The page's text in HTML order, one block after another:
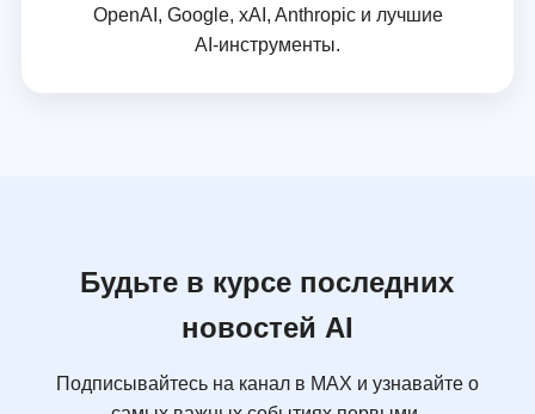
OpenAI, Google, xAI, Anthropic и лучшие
AI‑инструменты.
Будьте в курсе последних
новостей AI
Подписывайтесь на канал в MAX и узнавайте о